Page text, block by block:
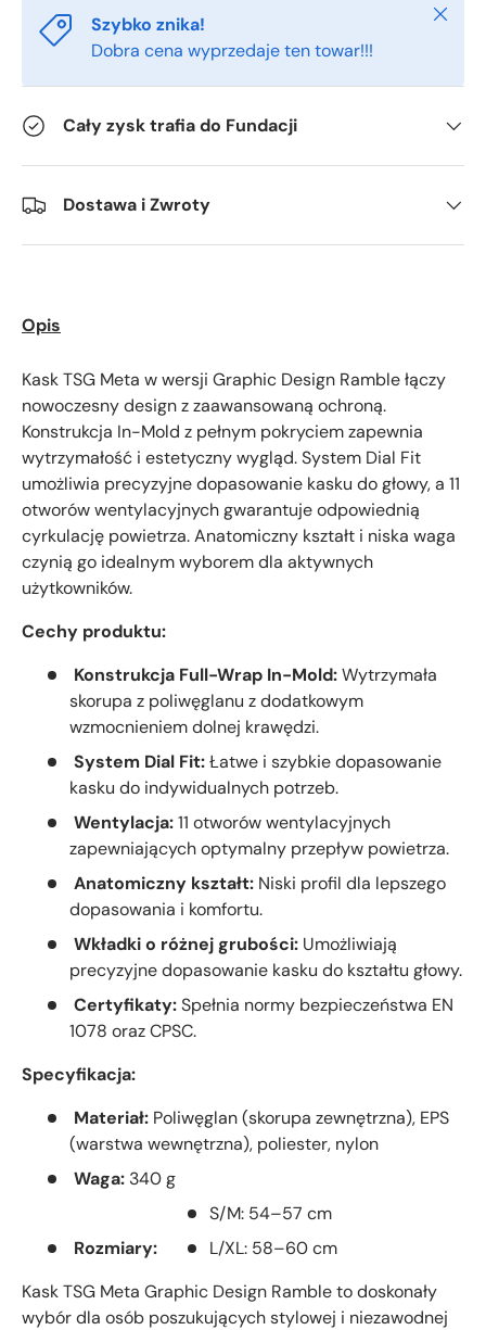
Szybko znika!
Dobra cena wyprzedaje ten towar!!!
Cały zysk trafia do Fundacji
Dostawa i Zwroty
Opis
Kask TSG Meta w wersji Graphic Design Ramble łączy
nowoczesny design z zaawansowaną ochroną.
Konstrukcja In-Mold z pełnym pokryciem zapewnia
wytrzymałość i estetyczny wygląd. System Dial Fit
umożliwia precyzyjne dopasowanie kasku do głowy, a 11
otworów wentylacyjnych gwarantuje odpowiednią
cyrkulację powietrza. Anatomiczny kształt i niska waga
czynią go idealnym wyborem dla aktywnych
użytkowników.
Cechy produktu:
Konstrukcja Full-Wrap In-Mold:Wytrzymała
skorupa z poliwęglanu z dodatkowym
wzmocnieniem dolnej krawędzi.
System Dial Fit:Łatwe i szybkie dopasowanie
kasku do indywidualnych potrzeb.
Wentylacja:11 otworów wentylacyjnych
zapewniających optymalny przepływ powietrza.
Anatomiczny kształt: Niski profil dla lepszego
dopasowania i komfortu.
Wkładki o różnej grubości: Umożliwiają
precyzyjne dopasowanie kasku do kształtu głowy.
Certyfikaty:Spełnia normy bezpieczeństwa EN
1078 oraz CPSC.
Specyfikacja:
Materiał: Poliwęglan (skorupa zewnętrzna), EPS
(warstwa wewnętrzna), poliester, nylon
Waga: 340 g
Rozmiary:
S/M: 54–57 cm
L/XL: 58–60 cm
Kask TSG Meta Graphic Design Ramble to doskonały
wybór dla osób poszukujących stylowej i niezawodnej